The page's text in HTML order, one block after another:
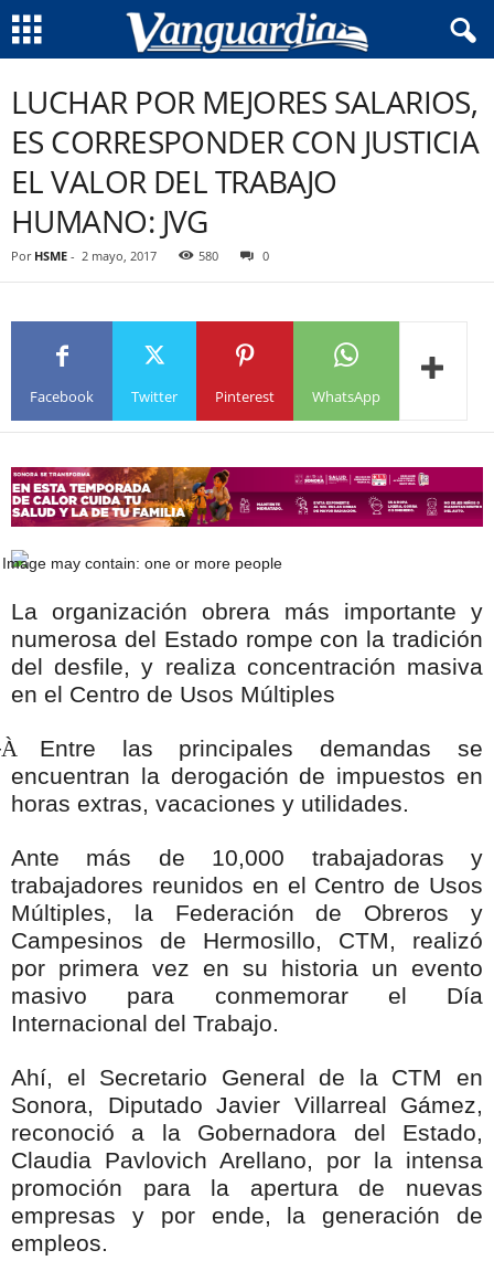
LUCHAR POR MEJORES SALARIOS,
ES CORRESPONDER CON JUSTICIA
EL VALOR DEL TRABAJO
HUMANO: JVG
Por HSME - 2 mayo, 2017 580 0
Facebook Twitter Pinterest WhatsApp
La organización obrera más importante y
numerosa del Estado rompe con la tradición
del desfile, y realiza concentración masiva
en el Centro de Usos Múltiples
Entre las principales demandas se
encuentran la derogación de impuestos en
horas extras, vacaciones y utilidades.
Ante más de 10,000 trabajadoras y
trabajadores reunidos en el Centro de Usos
Múltiples,
la Federación de Obreros y
Campesinos de Hermosillo, CTM, realizó
por primera vez en su historia un evento
masivo para conmemorar el Día
Internacional del Trabajo.
Ahí, el Secretario General de la CTM en
Sonora, Diputado Javier Villarreal Gámez,
reconoció a la Gobernadora del Estado,
Claudia Pavlovich Arellano, por la intensa
promoción para la apertura de nuevas
empresas y por ende, la generación de
empleos.